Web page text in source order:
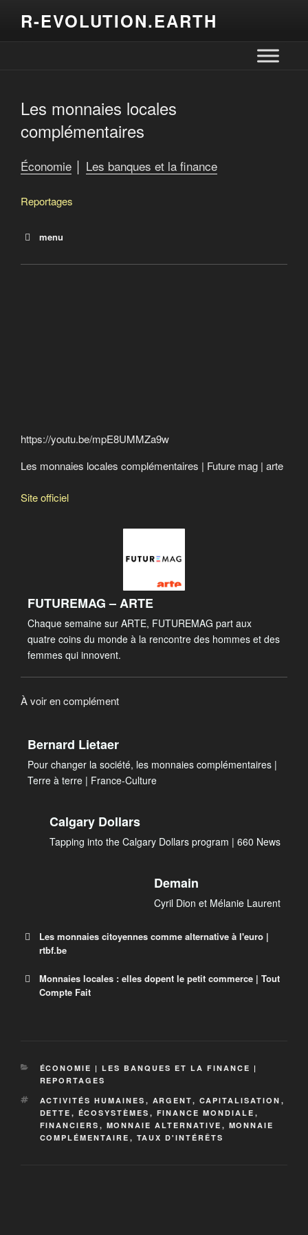
R-EVOLUTION.EARTH
Les monnaies locales
complémentaires
Économie │ Les banques et la finance
Reportages
menu
https://youtu.be/mpE8UMMZa9w
Les monnaies locales complémentaires | Future mag | arte
Site officiel
FUTUREMAG – ARTE
Chaque semaine sur ARTE, FUTUREMAG part aux
quatre coins du monde à la rencontre des hommes et des
femmes qui innovent.
À voir en complément
Bernard Lietaer
Pour changer la société, les monnaies complémentaires |
Terre à terre | France-Culture
Calgary Dollars
Tapping into the Calgary Dollars program | 660 News
Demain
Cyril Dion et Mélanie Laurent
Les monnaies citoyennes comme alternative à l'euro |
rtbf.be
Auvio
Monnaies locales : elles dopent le petit commerce | Tout
Compte Fait
Tout Compte Fait
Tout Compte Fait, présenté par Julian Bugier tous les
samedis à 14h00, décode les rouages de la
ÉCONOMIE | LES BANQUES ET LA FINANCE |
REPORTAGES
ACTIVITÉS HUMAINES , ARGENT, CAPITALISATION ,
DETTE , ÉCOSYSTÈMES , FINANCE MONDIALE ,
FINANCIERS , MONNAIE ALTERNATIVE , MONNAIE
COMPLÉMENTAIRE , TAUX D'INTÉRÊTS